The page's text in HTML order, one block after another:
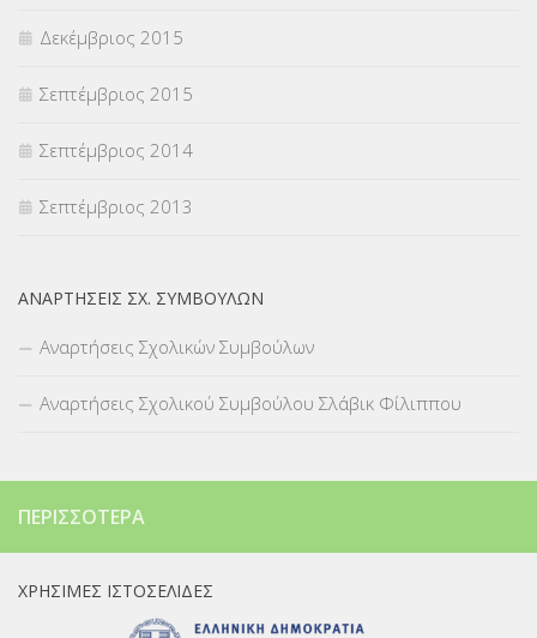
Δεκέμβριος 2015
Σεπτέμβριος 2015
Σεπτέμβριος 2014
Σεπτέμβριος 2013
ΑΝΑΡΤΉΣΕΙΣ ΣΧ. ΣΥΜΒΟΎΛΩΝ
Αναρτήσεις Σχολικών Συμβούλων
Αναρτήσεις Σχολικού Συμβούλου Σλάβικ Φίλιππου
ΠΕΡΙΣΣΌΤΕΡΑ
ΧΡΉΣΙΜΕΣ ΙΣΤΟΣΕΛΊΔΕΣ